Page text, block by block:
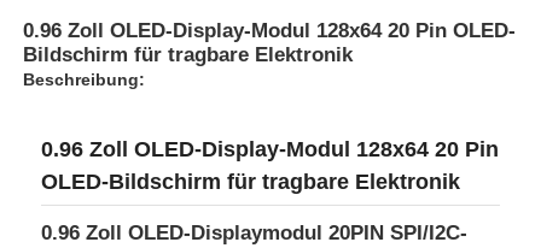
0.96 Zoll OLED-Display-Modul 128x64 20 Pin OLED-
Bildschirm für tragbare Elektronik
Beschreibung:
0.96 Zoll OLED-Display-Modul 128x64 20 Pin
OLED-Bildschirm für tragbare Elektronik
0.96 Zoll OLED-Displaymodul 20PIN SPI/I2C-